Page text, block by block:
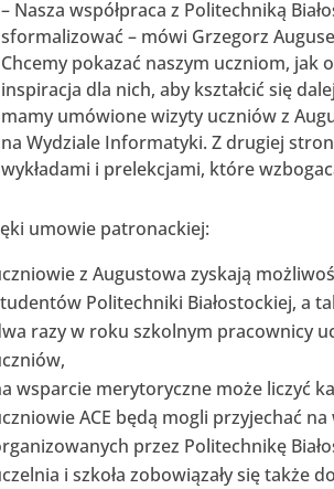
– Nasza współpraca z Politechniką
sformalizować – mówi Grzegorz
Chcemy pokazać naszym uczniom, jak
inspiracja dla nich, aby kształcić się
mamy umówione wizyty uczniów z
na Wydziale Informatyki. Z drugiej
wykładami i prelekcjami, które
umowie patronackiej:
z Augustowa zyskają
Politechniki Białostockiej, a
razy w roku szkolnym pracownicy
wsparcie merytoryczne może liczyć
ACE będą mogli przyjechać
przez Politechnikę
i szkoła zobowiązały się także